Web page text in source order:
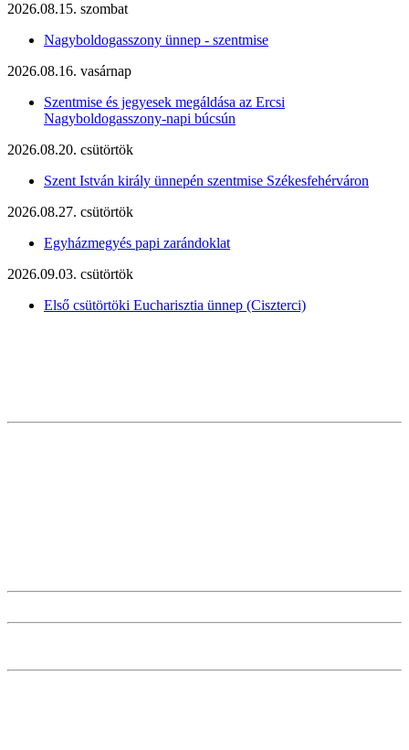
2026.08.15. szombat
Nagyboldogasszony ünnep - szentmise
2026.08.16. vasárnap
Szentmise és jegyesek megáldása az Ercsi
Nagyboldogasszony-napi búcsún
2026.08.20. csütörtök
Szent István király ünnepén szentmise Székesfehérváron
2026.08.27. csütörtök
Egyházmegyés papi zarándoklat
2026.09.03. csütörtök
Első csütörtöki Eucharisztia ünnep (Ciszterci)